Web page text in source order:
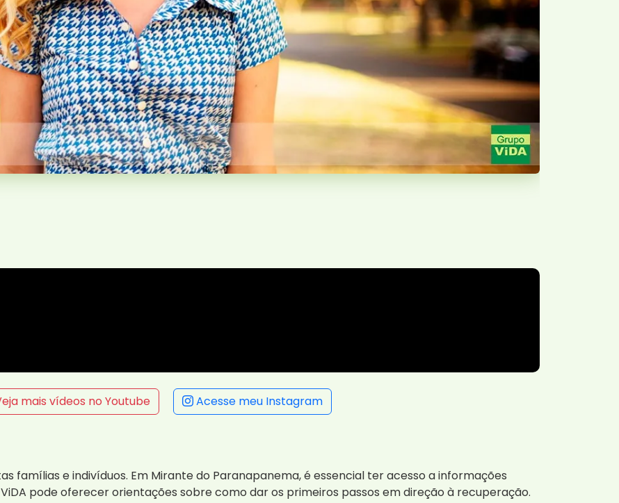
mais vídeos no Youtube Acesse meu Instagram
famílias e indivíduos. Em Mirante do Paranapanema, é essencial ter acesso a informações
pode oferecer orientações sobre como dar os primeiros passos em direção à recuperação.